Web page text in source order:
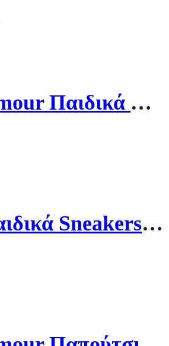
Under Armour Παιδικά Παπούτσια Running Surge 4 3027104-001 Μαύρα
Adidas Παιδικά Sneakers Tensaur Sport 2.0 Με Σκρατς Cloud GW1981 White / Core Black